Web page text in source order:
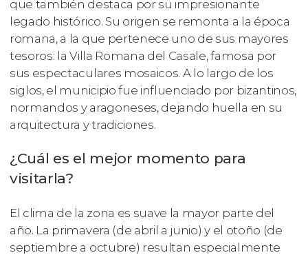
que también destaca por su impresionante
legado histórico. Su origen se remonta a la época
romana, a la que pertenece uno de sus mayores
tesoros: la Villa Romana del Casale, famosa por
sus espectaculares mosaicos. A lo largo de los
siglos, el municipio fue influenciado por bizantinos,
normandos y aragoneses, dejando huella en su
arquitectura y tradiciones.
¿Cuál es el mejor momento para
visitarla?
El clima de la zona es suave la mayor parte del
año. La primavera (de abril a junio) y el otoño (de
septiembre a octubre) resultan especialmente